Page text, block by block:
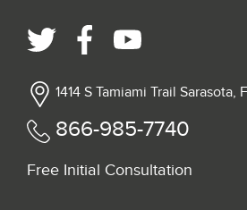
1414 S Tamiami Trail Sarasota,
866-985-7740
Free Initial Consultation